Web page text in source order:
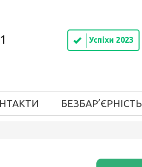
Успіхи 2023
БЕЗБАР’ЄРНІСТЬ